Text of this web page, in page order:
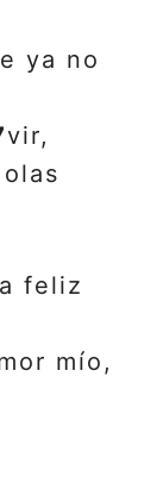
ya no
vir,
feliz
mío,